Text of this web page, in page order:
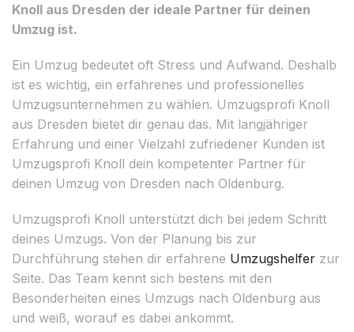
Knoll aus Dresden der ideale Partner für deinen
Umzug ist.
Ein Umzug bedeutet oft Stress und Aufwand. Deshalb
ist es wichtig, ein erfahrenes und professionelles
Umzugsunternehmen zu wählen. Umzugsprofi Knoll
aus Dresden bietet dir genau das. Mit langjähriger
Erfahrung und einer Vielzahl zufriedener Kunden ist
Umzugsprofi Knoll dein kompetenter Partner für
deinen Umzug von Dresden nach Oldenburg.
Umzugsprofi Knoll unterstützt dich bei jedem Schritt
deines Umzugs. Von der Planung bis zur
Durchführung stehen dir erfahrene Umzugshelfer zur
Seite. Das Team kennt sich bestens mit den
Besonderheiten eines Umzugs nach Oldenburg aus
und weiß, worauf es dabei ankommt.